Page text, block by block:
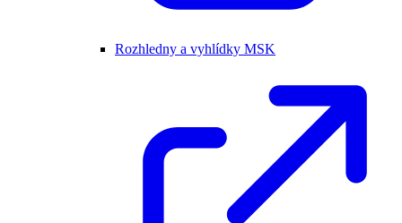
Rozhledny a vyhlídky MSK